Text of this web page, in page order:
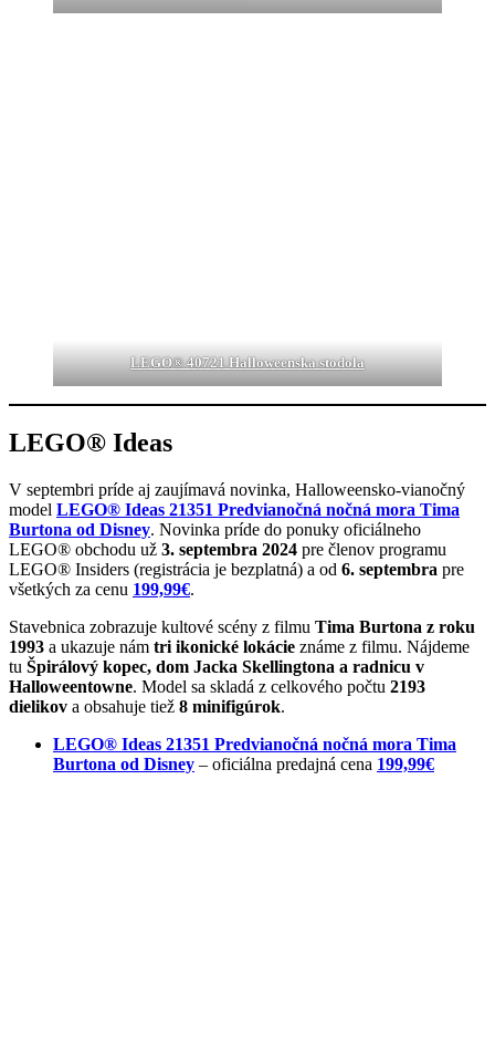
LEGO® 40721 Halloweenska stodola
LEGO® Ideas
V septembri príde aj zaujímavá novinka, Halloweensko-vianočný
model LEGO® Ideas 21351 Predvianočná nočná mora Tima
Burtona od Disney. Novinka príde do ponuky oficiálneho
LEGO® obchodu už 3. septembra 2024 pre členov programu
LEGO® Insiders (registrácia je bezplatná) a od 6. septembra pre
všetkých za cenu 199,99€.
Stavebnica zobrazuje kultové scény z filmu Tima Burtona z roku
1993 a ukazuje nám tri ikonické lokácie známe z filmu. Nájdeme
tu Špirálový kopec, dom Jacka Skellingtona a radnicu v
Halloweentowne. Model sa skladá z celkového počtu 2193
dielikov a obsahuje tiež 8 minifigúrok.
LEGO® Ideas 21351 Predvianočná nočná mora Tima
Burtona od Disney – oficiálna predajná cena 199,99€